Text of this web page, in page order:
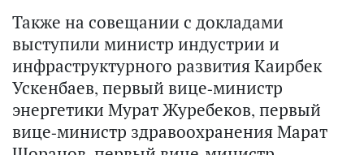
Также на совещании с докладами
выступили министр индустрии и
инфраструктурного развития Каирбек
Ускенбаев, первый вице-министр
энергетики Мурат Журебеков, первый
вице-министр здравоохранения Марат